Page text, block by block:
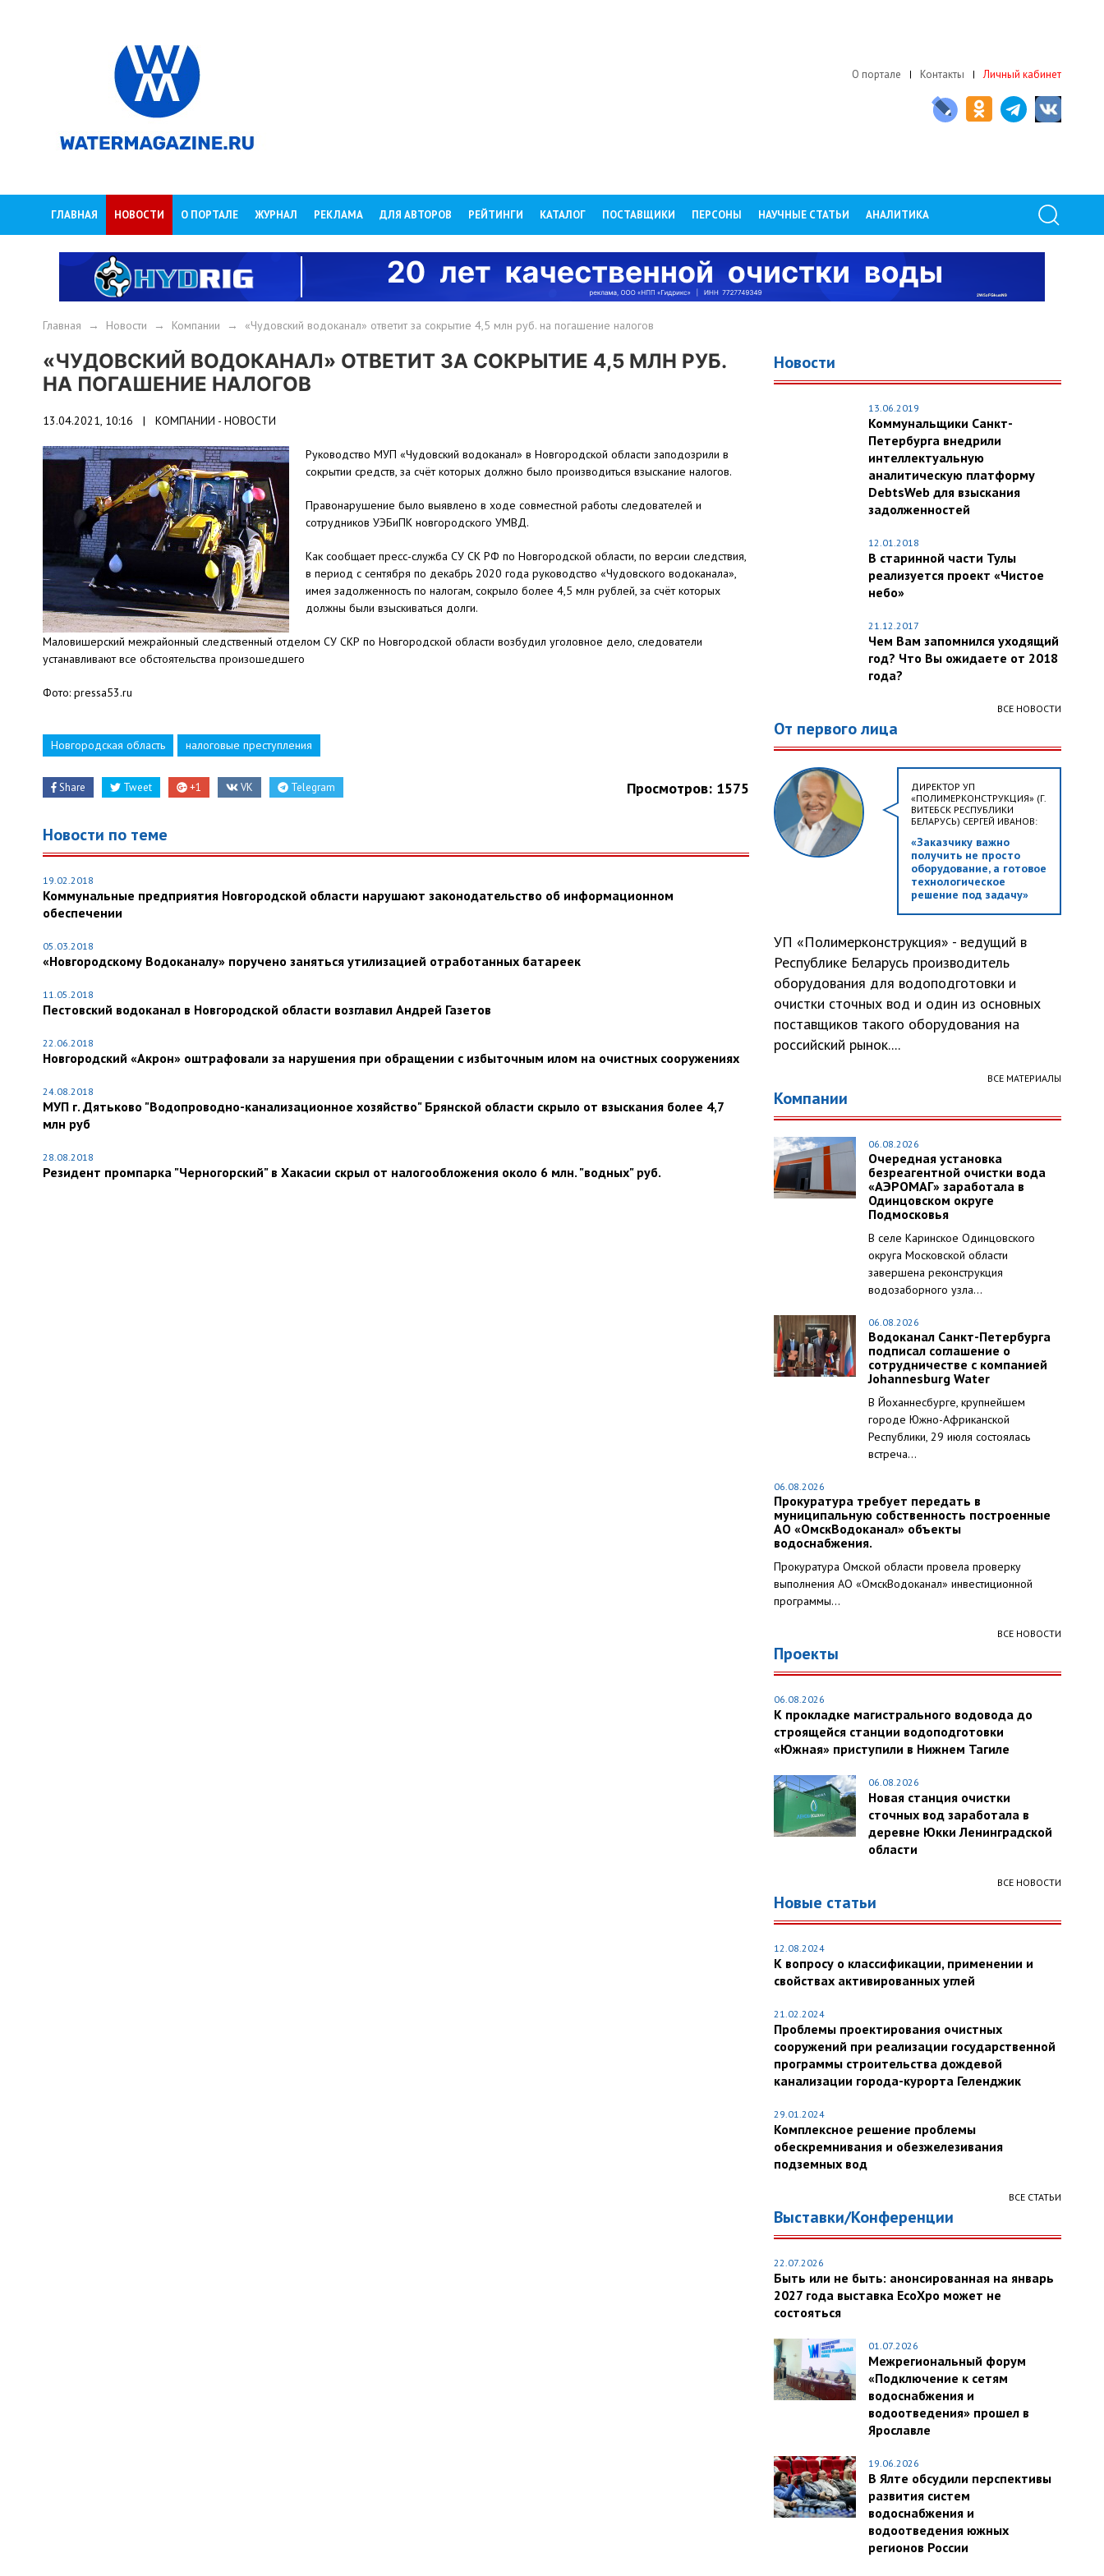
О портале Контакты Личный кабинет
ГЛАВНАЯ НОВОСТИ О ПОРТАЛЕ ЖУРНАЛ РЕКЛАМА ДЛЯ АВТОРОВ РЕЙТИНГИ КАТАЛОГ ПОСТАВЩИКИ ПЕРСОНЫ НАУЧНЫЕ СТАТЬИ АНАЛИТИКА
Главная → Новости → Компании → «Чудовский водоканал» ответит за сокрытие 4,5 млн руб. на погашение налогов
«ЧУДОВСКИЙ ВОДОКАНАЛ» ОТВЕТИТ ЗА СОКРЫТИЕ 4,5 МЛН РУБ.
НА ПОГАШЕНИЕ НАЛОГОВ
13.04.2021, 10:16 | КОМПАНИИ - НОВОСТИ
Руководство МУП «Чудовский водоканал» в Новгородской области заподозрили в
сокрытии средств, за счёт которых должно было производиться взыскание налогов.
Правонарушение было выявлено в ходе совместной работы следователей и
сотрудников УЭБиПК новгородского УМВД.
Как сообщает пресс-служба СУ СК РФ по Новгородской области, по версии следствия,
в период с сентября по декабрь 2020 года руководство «Чудовского водоканала»,
имея задолженность по налогам, сокрыло более 4,5 млн рублей, за счёт которых
должны были взыскиваться долги.
Маловишерский межрайонный следственный отделом СУ СКР по Новгородской области возбудил уголовное дело, следователи
устанавливают все обстоятельства произошедшего
Фото: pressa53.ru
Новгородская область налоговые преступления
Share Tweet +1 VK Telegram Просмотров: 1575
Новости по теме
19.02.2018
Коммунальные предприятия Новгородской области нарушают законодательство об информационном
обеспечении
05.03.2018
«Новгородскому Водоканалу» поручено заняться утилизацией отработанных батареек
11.05.2018
Пестовский водоканал в Новгородской области возглавил Андрей Газетов
22.06.2018
Новгородский «Акрон» оштрафовали за нарушения при обращении с избыточным илом на очистных сооружениях
24.08.2018
МУП г. Дятьково "Водопроводно-канализационное хозяйство" Брянской области скрыло от взыскания более 4,7
млн руб
28.08.2018
Резидент промпарка "Черногорский" в Хакасии скрыл от налогообложения около 6 млн. "водных" руб.
Новости
13.06.2019
Коммунальщики Санкт-
Петербурга внедрили
интеллектуальную
аналитическую платформу
DebtsWeb для взыскания
задолженностей
12.01.2018
В старинной части Тулы
реализуется проект «Чистое
небо»
21.12.2017
Чем Вам запомнился уходящий
год? Что Вы ожидаете от 2018
года?
ВСЕ НОВОСТИ
От первого лица
ДИРЕКТОР УП
«ПОЛИМЕРКОНСТРУКЦИЯ» (Г.
ВИТЕБСК РЕСПУБЛИКИ
БЕЛАРУСЬ) СЕРГЕЙ ИВАНОВ:
«Заказчику важно
получить не просто
оборудование, а готовое
технологическое
решение под задачу»
УП «Полимерконструкция» - ведущий в
Республике Беларусь производитель
оборудования для водоподготовки и
очистки сточных вод и один из основных
поставщиков такого оборудования на
российский рынок....
ВСЕ МАТЕРИАЛЫ
Компании
06.08.2026
Очередная установка
безреагентной очистки вода
«АЭРОМАГ» заработала в
Одинцовском округе
Подмосковья
В селе Каринское Одинцовского
округа Московской области
завершена реконструкция
водозаборного узла...
06.08.2026
Водоканал Санкт-Петербурга
подписал соглашение о
сотрудничестве с компанией
Johannesburg Water
В Йоханнесбурге, крупнейшем
городе Южно-Африканской
Республики, 29 июля состоялась
встреча...
06.08.2026
Прокуратура требует передать в
муниципальную собственность построенные
АО «ОмскВодоканал» объекты
водоснабжения.
Прокуратура Омской области провела проверку
выполнения АО «ОмскВодоканал» инвестиционной
программы...
ВСЕ НОВОСТИ
Проекты
06.08.2026
К прокладке магистрального водовода до
строящейся станции водоподготовки
«Южная» приступили в Нижнем Тагиле
06.08.2026
Новая станция очистки
сточных вод заработала в
деревне Юкки Ленинградской
области
ВСЕ НОВОСТИ
Новые статьи
12.08.2024
К вопросу о классификации, применении и
свойствах активированных углей
21.02.2024
Проблемы проектирования очистных
сооружений при реализации государственной
программы строительства дождевой
канализации города-курорта Геленджик
29.01.2024
Комплексное решение проблемы
обескремнивания и обезжелезивания
подземных вод
ВСЕ СТАТЬИ
Выставки/Конференции
22.07.2026
Быть или не быть: анонсированная на январь
2027 года выставка EcoXpo может не
состояться
01.07.2026
Межрегиональный форум
«Подключение к сетям
водоснабжения и
водоотведения» прошел в
Ярославле
19.06.2026
В Ялте обсудили перспективы
развития систем
водоснабжения и
водоотведения южных
регионов России